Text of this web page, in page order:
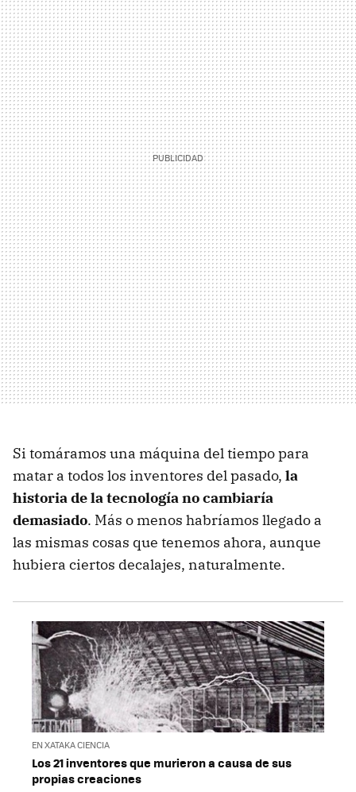
Si tomáramos una máquina del tiempo para
matar a todos los inventores del pasado, la
historia de la tecnología no cambiaría
demasiado. Más o menos habríamos llegado a
las mismas cosas que tenemos ahora, aunque
hubiera ciertos decalajes, naturalmente.
EN XATAKA CIENCIA
Los 21 inventores que murieron a causa de sus
propias creaciones